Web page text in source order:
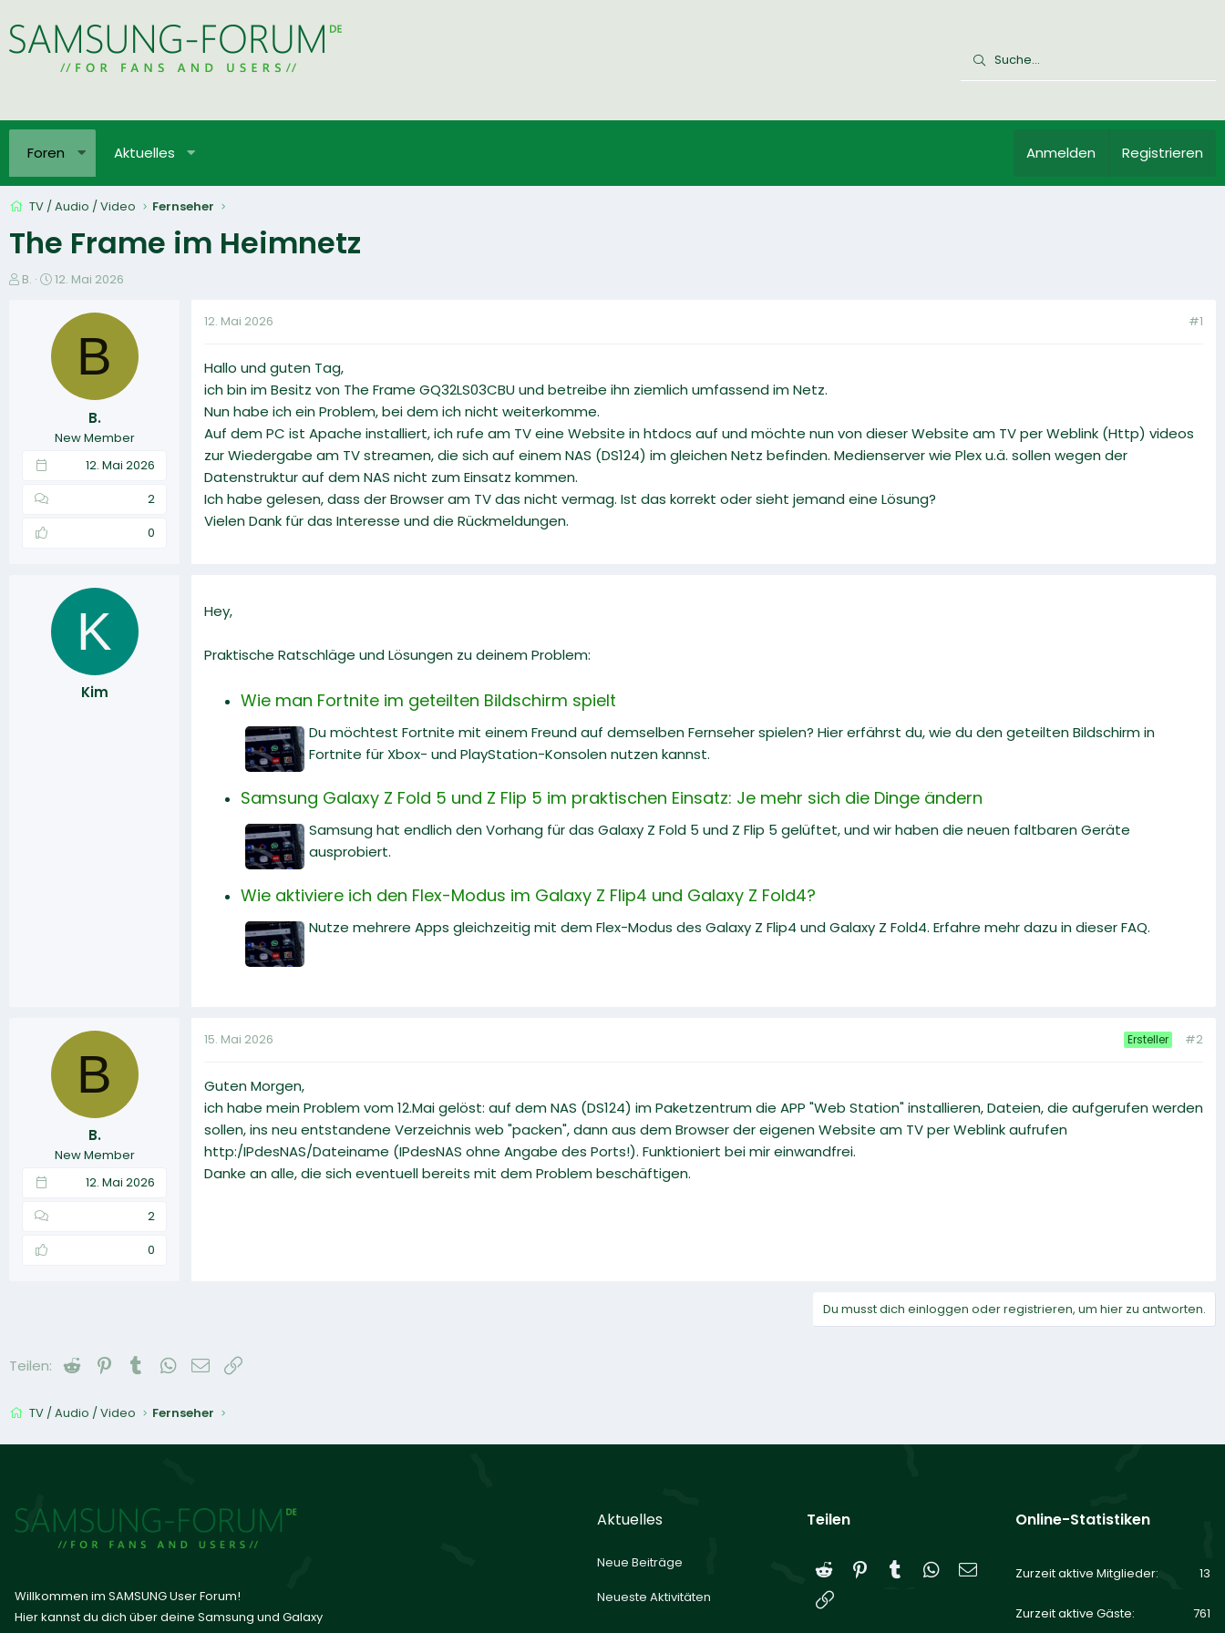
Foren Aktuelles Anmelden Registrieren
TV / Audio / Video Fernseher
The Frame im Heimnetz
E
B.
E
t
l
m
12. Mai 2026
B
B.
New Member
12. Mai 2026
2
0
12. Mai 2026 #1
Hallo und guten Tag,
ich bin im Besitz von The Frame GQ32LS03CBU und betreibe ihn ziemlich umfassend im Netz.
Nun habe ich ein Problem, bei dem ich nicht weiterkomme.
Auf dem PC ist Apache installiert, ich rufe am TV eine Website in htdocs auf und möchte nun von dieser Website am TV per Weblink (Http) videos
zur Wiedergabe am TV streamen, die sich auf einem NAS (DS124) im gleichen Netz befinden. Medienserver wie Plex u.ä. sollen wegen der
Datenstruktur auf dem NAS nicht zum Einsatz kommen.
Ich habe gelesen, dass der Browser am TV das nicht vermag. Ist das korrekt oder sieht jemand eine Lösung?
Vielen Dank für das Interesse und die Rückmeldungen.
K
Kim
Hey,
Praktische Ratschläge und Lösungen zu deinem Problem:
Wie man Fortnite im geteilten Bildschirm spielt
Du möchtest Fortnite mit einem Freund auf demselben Fernseher spielen? Hier erfährst du, wie du den geteilten Bildschirm in
Fortnite für Xbox- und PlayStation-Konsolen nutzen kannst.
Samsung Galaxy Z Fold 5 und Z Flip 5 im praktischen Einsatz: Je mehr sich die Dinge ändern
Samsung hat endlich den Vorhang für das Galaxy Z Fold 5 und Z Flip 5 gelüftet, und wir haben die neuen faltbaren Geräte
ausprobiert.
Wie aktiviere ich den Flex-Modus im Galaxy Z Flip4 und Galaxy Z Fold4?
Nutze mehrere Apps gleichzeitig mit dem Flex-Modus des Galaxy Z Flip4 und Galaxy Z Fold4. Erfahre mehr dazu in dieser FAQ.
B
B.
New Member
12. Mai 2026
2
0
15. Mai 2026 Ersteller #2
Guten Morgen,
ich habe mein Problem vom 12.Mai gelöst: auf dem NAS (DS124) im Paketzentrum die APP "Web Station" installieren, Dateien, die aufgerufen werden
sollen, ins neu entstandene Verzeichnis web "packen", dann aus dem Browser der eigenen Website am TV per Weblink aufrufen
http:/IPdesNAS/Dateiname (IPdesNAS ohne Angabe des Ports!). Funktioniert bei mir einwandfrei.
Danke an alle, die sich eventuell bereits mit dem Problem beschäftigen.
Du musst dich einloggen oder registrieren, um hier zu antworten.
Teilen: Reddit PinterestTumblrWhatsApp
E-Mail
TV / Audio / Video Fernseher
Willkommen im SAMSUNG User Forum!
Hier kannst du dich über deine Samsung und Galaxy
Aktuelles
Neue Beiträge
Neueste Aktivitäten
Teilen
Reddit Pinterest
Tumblr WhatsApp
E-Mail
Online-Statistiken
Zurzeit aktive Mitglieder 13
Zurzeit aktive Gäste 761